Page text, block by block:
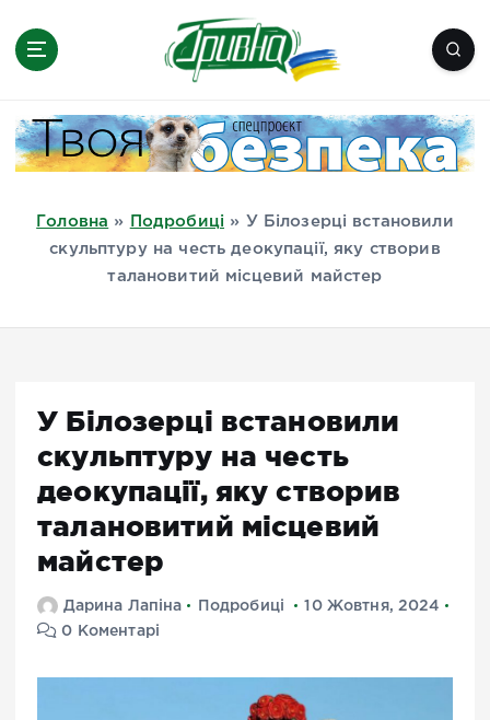
Миколаїв, Одеса, Мелітополь
Головна » Подробиці »
У Білозерці встановили
скульптуру на честь деокупації, яку створив
талановитий місцевий майстер
У Білозерці встановили
скульптуру на честь
деокупації, яку створив
талановитий місцевий
майстер
Дарина Лапіна Подробиці
10 Жовтня, 2024
0 Коментарі